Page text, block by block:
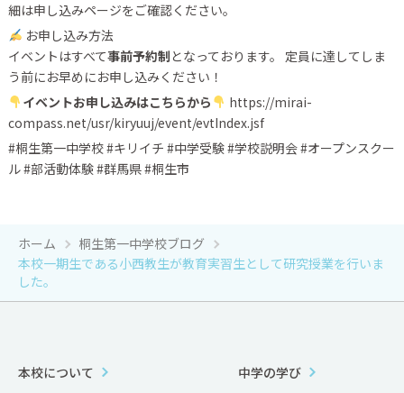
細は申し込みページをご確認ください。
お申し込み方法
イベントはすべて事前予約制 となっております。 定員に達してしま
う前にお早めにお申し込みください！
イベントお申し込みはこちらから
https://mirai-
compass.net/usr/kiryuuj/event/evtIndex.jsf
#桐生第一中学校 #キリイチ #中学受験 #学校説明会 #オープンスクー
ル #部活動体験 #群馬県 #桐生市
ホーム
桐生第一中学校ブログ
本校一期生である小西教生が教育実習生として研究授業を行いま
した。
本校について 中学の学び